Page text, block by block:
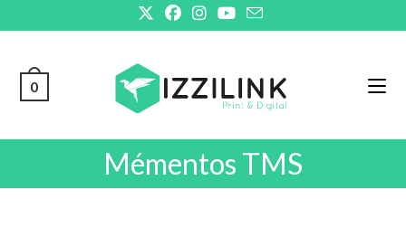
to
0
Mémentos TMS